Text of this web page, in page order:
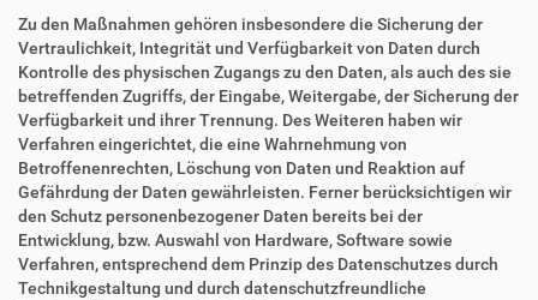
Zu den Maßnahmen gehören insbesondere die Sicherung der
Vertraulichkeit, Integrität und Verfügbarkeit von Daten durch
Kontrolle des physischen Zugangs zu den Daten, als auch des sie
betreffenden Zugriffs, der Eingabe, Weitergabe, der Sicherung der
Verfügbarkeit und ihrer Trennung. Des Weiteren haben wir
Verfahren eingerichtet, die eine Wahrnehmung von
Betroffenenrechten, Löschung von Daten und Reaktion auf
Gefährdung der Daten gewährleisten. Ferner berücksichtigen wir
den Schutz personenbezogener Daten bereits bei der
Entwicklung, bzw. Auswahl von Hardware, Software sowie
Verfahren, entsprechend dem Prinzip des Datenschutzes durch
Technikgestaltung und durch datenschutzfreundliche